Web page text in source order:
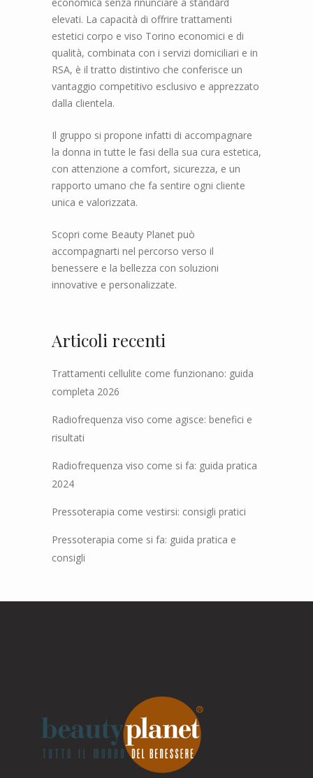
elevati. La capacità di offrire trattamenti
estetici corpo e viso Torino economici e di
qualità, combinata con i servizi domiciliari e in
RSA, è il tratto distintivo che conferisce un
vantaggio competitivo esclusivo e apprezzato
dalla clientela.
Il gruppo si propone infatti di accompagnare
la donna in tutte le fasi della sua cura estetica,
con attenzione a comfort, sicurezza, e un
rapporto umano che fa sentire ogni cliente
unica e valorizzata.
Scopri come Beauty Planet può
accompagnarti nel percorso verso il
benessere e la bellezza con soluzioni
innovative e personalizzate.
Articoli recenti
Trattamenti cellulite come funzionano: guida
completa 2026
Radiofrequenza viso come agisce: benefici e
risultati
Radiofrequenza viso come si fa: guida pratica
2024
Pressoterapia come vestirsi: consigli pratici
Pressoterapia come si fa: guida pratica e
consigli
Online
Ciao! Come posso aiutarti?